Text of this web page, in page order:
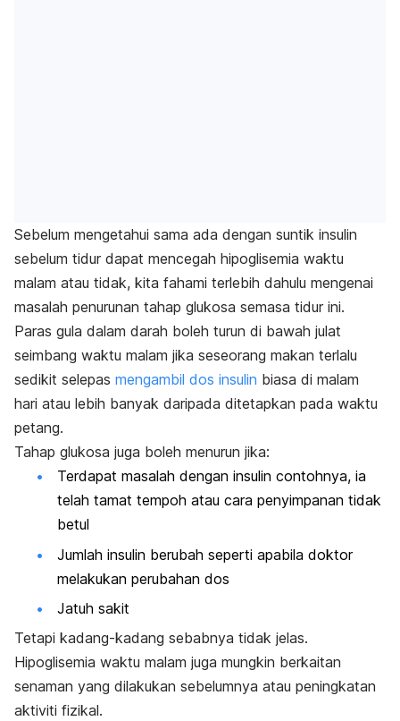
Sebelum mengetahui sama ada dengan suntik insulin
sebelum tidur dapat mencegah hipoglisemia waktu
malam atau tidak, kita fahami terlebih dahulu mengenai
masalah penurunan tahap glukosa semasa tidur ini.
Paras gula dalam darah boleh turun di bawah julat
seimbang waktu malam jika seseorang makan terlalu
sedikit selepas mengambil dos insulin biasa di malam
hari atau lebih banyak daripada ditetapkan pada waktu
petang.
Tahap glukosa juga boleh menurun jika:
Terdapat masalah dengan insulin contohnya, ia
telah tamat tempoh atau cara penyimpanan tidak
betul
Jumlah insulin berubah seperti apabila doktor
melakukan perubahan dos
Jatuh sakit
Tetapi kadang-kadang sebabnya tidak jelas.
Hipoglisemia waktu malam juga mungkin berkaitan
senaman yang dilakukan sebelumnya atau peningkatan
aktiviti fizikal.